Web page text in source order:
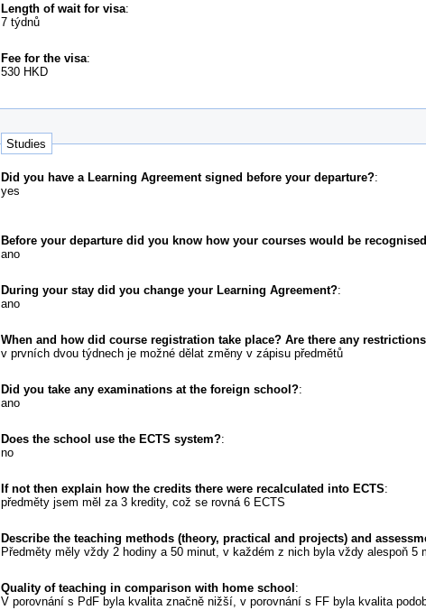
Length of wait for visa:
7 týdnů
Fee for the visa:
530 HKD
Studies
Did you have a Learning Agreement signed before your departure?:
yes
Before your departure did you know how your courses would be
ano
During your stay did you change your Learning Agreement?:
ano
When and how did course registration take place? Are there any
v prvních dvou týdnech je možné dělat změny v zápisu předmětů
Did you take any examinations at the foreign school?:
ano
Does the school use the ECTS system?:
no
If not then explain how the credits there were recalculated into ECTS:
předměty jsem měl za 3 kredity, což se rovná 6 ECTS
Describe the teaching methods (theory, practical and projects) and
Předměty měly vždy 2 hodiny a 50 minut, v každém z nich byla vždy alespoň 5
Quality of teaching in comparison with home school :
V porovnání s PdF byla kvalita značně nižší, v porovnání s FF byla kvalita